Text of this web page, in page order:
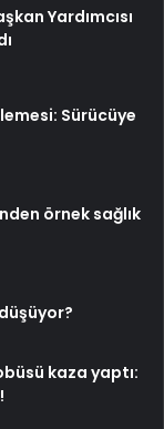
Yardımcısı
Sürücüye
örnek sağlık
kaza yaptı: